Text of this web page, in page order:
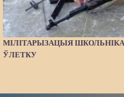
МІЛІТАРЫЗАЦЫЯ
ЎЛЕТКУ